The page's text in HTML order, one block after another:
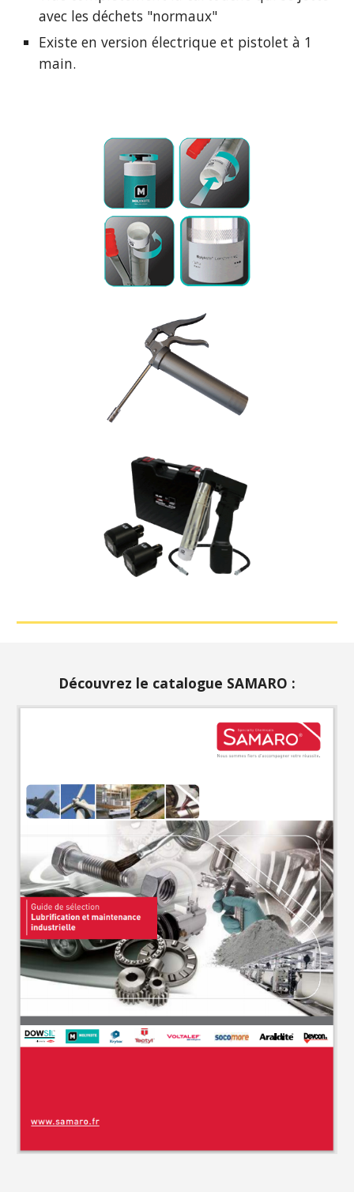
avec les déchets "normaux"
Existe en version électrique et pistolet à 1
main.
Découvrez le catalogue SAMARO :